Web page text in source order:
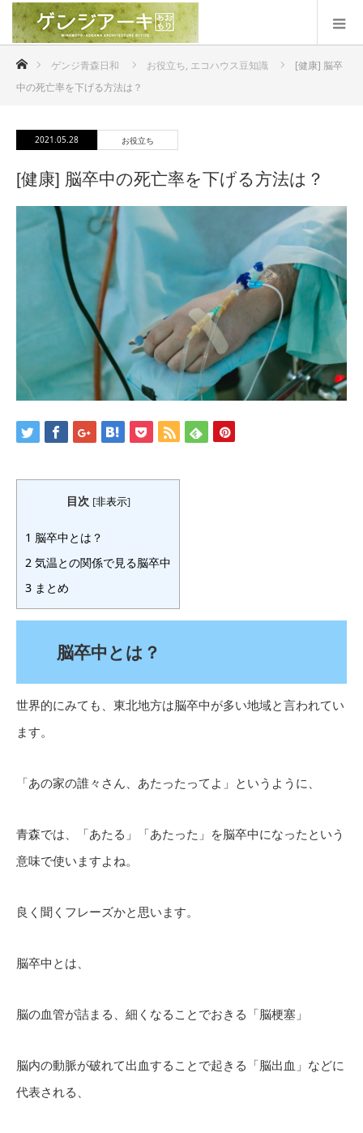
ホームゲンジ青森日和 お役立ち, エコハウス豆知識
[健康] 脳卒
中の死亡率を下げる方法は？
2021.05.28 お役立ち
[健康] 脳卒中の死亡率を下げる方法は？
目次 [非表示]
1 脳卒中とは？
2 気温との関係で見る脳卒中
3 まとめ
脳卒中とは？
世界的にみても、東北地方は脳卒中が多い地域と言われてい
ます。
「あの家の誰々さん、あたったってよ」というように、
青森では、「あたる」「あたった」を脳卒中になったという
意味で使いますよね。
良く聞くフレーズかと思います。
脳卒中とは、
脳の血管が詰まる、細くなることでおきる「脳梗塞」
脳内の動脈が破れて出血することで起きる「脳出血」などに
代表される、